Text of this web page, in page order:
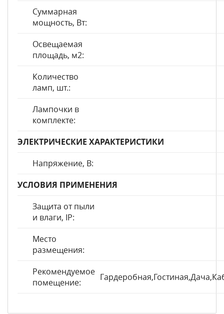
Суммарная
мощность, Вт:
Освещаемая
площадь, м2:
Количество
ламп, шт.:
Лампочки в
комплекте:
ЭЛЕКТРИЧЕСКИЕ ХАРАКТЕРИСТИКИ
Напряжение, В:
УСЛОВИЯ ПРИМЕНЕНИЯ
Защита от пыли
и влаги, IP:
Место
размещения:
Рекомендуемое
помещение: